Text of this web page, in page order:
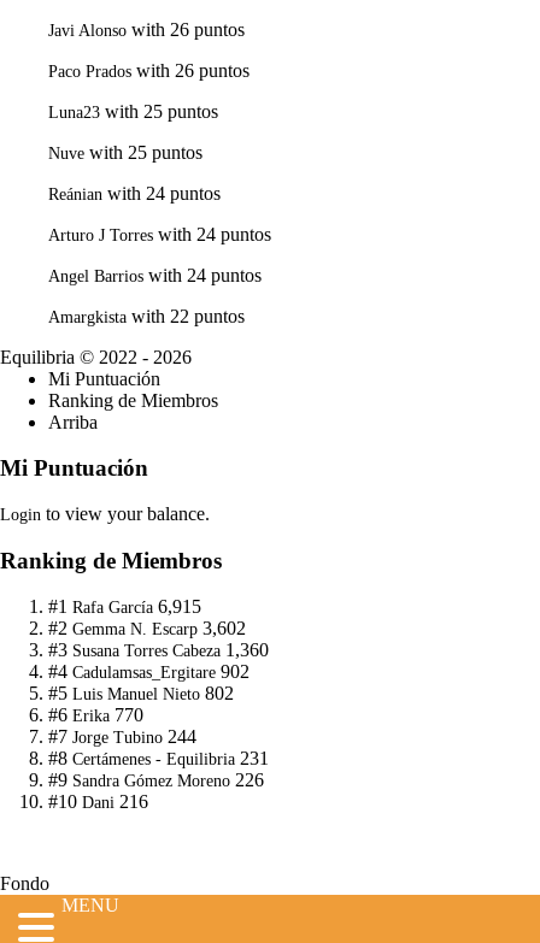
Javi Alonso with 26 puntos
Paco Prados with 26 puntos
Luna23 with 25 puntos
Nuve with 25 puntos
Reánian with 24 puntos
Arturo J Torres with 24 puntos
Angel Barrios with 24 puntos
Amargkista with 22 puntos
Equilibria © 2022 - 2026
Mi Puntuación
Ranking de Miembros
Arriba
Mi Puntuación
Login to view your balance.
Ranking de Miembros
#1 Rafa García 6,915
#2 Gemma N. Escarp 3,602
#3 Susana Torres Cabeza 1,360
#4 Cadulamsas_Ergitare 902
#5 Luis Manuel Nieto 802
#6 Erika 770
#7 Jorge Tubino 244
#8 Certámenes - Equilibria 231
#9 Sandra Gómez Moreno 226
#10 Dani 216
Fondo
MENU